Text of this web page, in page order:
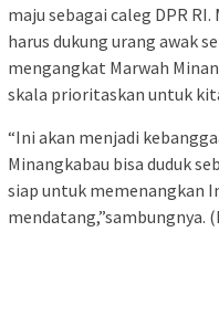
maju sebagai caleg DPR
harus dukung urang awak
mengangkat Marwah
skala prioritaskan untuk
“Ini akan menjadi
Minangkabau bisa duduk
siap untuk memenangkan
mendatang,”sambungnya.